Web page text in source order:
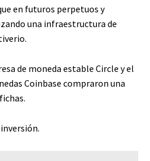
en futuros perpetuos y
una infraestructura de
de moneda estable Circle y el
Coinbase compraron una
fichas.